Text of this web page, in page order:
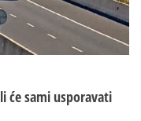
će sami usporavati